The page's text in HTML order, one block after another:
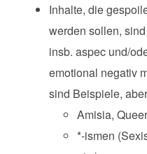
Inhalte, die
werden sollen,
insb. aspec und/
emotional negativ
sind Beispiele,
Amisia,
*-ismen